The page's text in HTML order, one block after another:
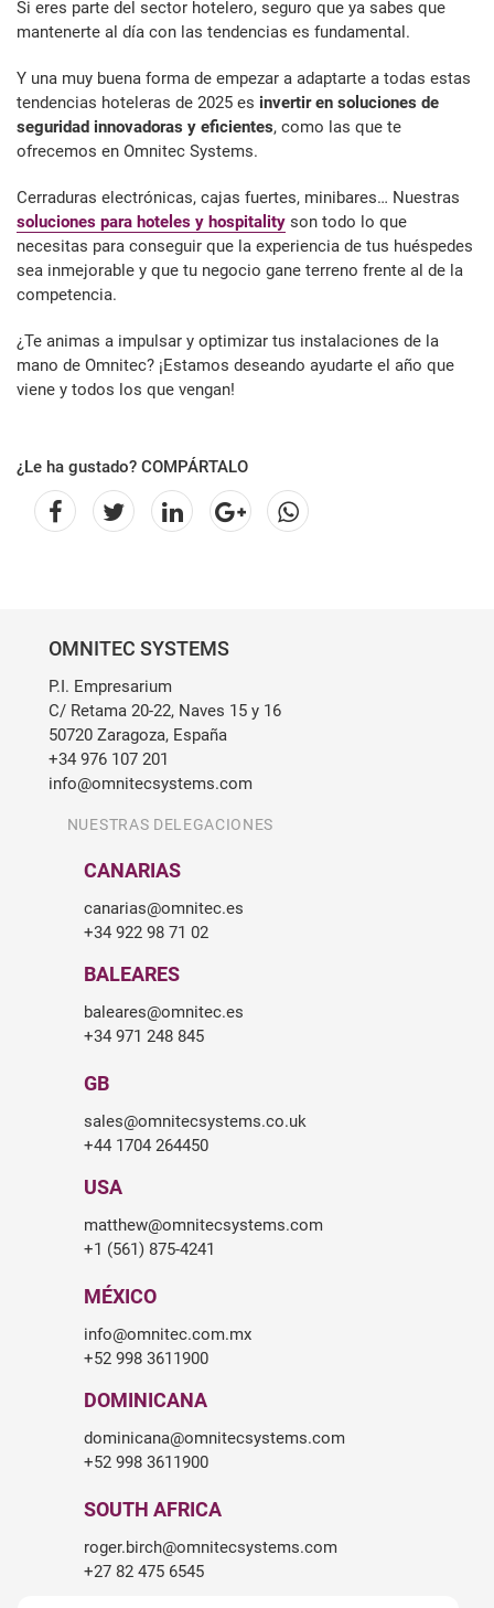
Si eres parte del sector hotelero, seguro que ya sabes que
mantenerte al día con las tendencias es fundamental.
Y una muy buena forma de empezar a adaptarte a todas estas
tendencias hoteleras de 2025 es invertir en soluciones de
seguridad innovadoras y eficientes, como las que te
ofrecemos en Omnitec Systems.
Cerraduras electrónicas, cajas fuertes, minibares… Nuestras
soluciones para hoteles y hospitality son todo lo que
necesitas para conseguir que la experiencia de tus huéspedes
sea inmejorable y que tu negocio gane terreno frente al de la
competencia.
¿Te animas a impulsar y optimizar tus instalaciones de la
mano de Omnitec? ¡Estamos deseando ayudarte el año que
viene y todos los que vengan!
¿Le ha gustado? COMPÁRTALO
OMNITEC SYSTEMS
P.I. Empresarium
C/ Retama 20-22, Naves 15 y 16
50720 Zaragoza, España
+34 976 107 201
info@omnitecsystems.com
NUESTRAS DELEGACIONES
CANARIAS
canarias@omnitec.es
+34 922 98 71 02
BALEARES
baleares@omnitec.es
+34 971 248 845
GB
sales@omnitecsystems.co.uk
+44 1704 264450
USA
matthew@omnitecsystems.com
+1 (561) 875-4241
MÉXICO
info@omnitec.com.mx
+52 998 3611900
DOMINICANA
dominicana@omnitecsystems.com
+52 998 3611900
SOUTH AFRICA
roger.birch@omnitecsystems.com
+27 82 475 6545